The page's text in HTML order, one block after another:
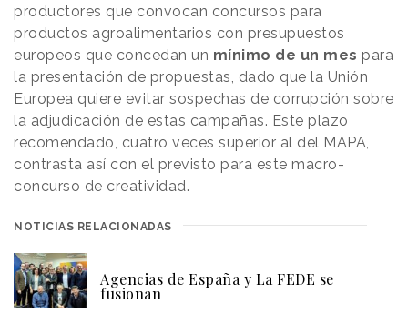
productores que convocan concursos para
productos agroalimentarios con presupuestos
europeos que concedan un mínimo de un mes para
la presentación de propuestas, dado que la Unión
Europea quiere evitar sospechas de corrupción sobre
la adjudicación de estas campañas. Este plazo
recomendado, cuatro veces superior al del MAPA,
contrasta así con el previsto para este macro-
concurso de creatividad.
NOTICIAS RELACIONADAS
Agencias de España y La FEDE se
fusionan